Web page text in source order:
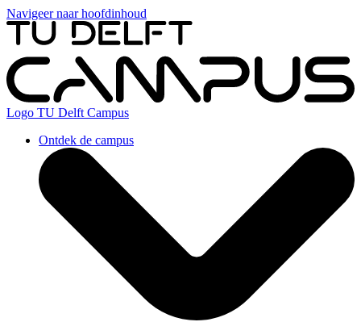
Navigeer naar hoofdinhoud
Logo TU Delft Campus
Ontdek de campus